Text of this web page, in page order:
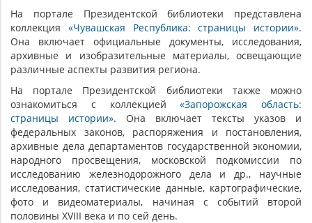
На портале Президентской библиотеки представлена
коллекция «Чувашская Республика: страницы истории».
Она включает официальные документы, исследования,
архивные и изобразительные материалы, освещающие
различные аспекты развития региона.
На портале Президентской библиотеки также можно
ознакомиться с коллекцией«Запорожская область:
страницы истории». Она включает тексты указов и
федеральных законов, распоряжения и постановления,
архивные дела департаментов государственной экономии,
народного просвещения, московской подкомиссии по
исследованию железнодорожного дела и др., научные
исследования, статистические данные, картографические,
фото и видеоматериалы, начиная с событий второй
половины XVIII века и по сей день.